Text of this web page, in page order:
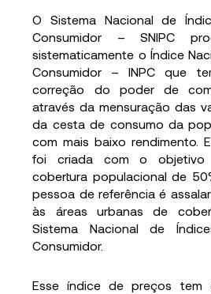
O Sistema Nacional de
Consumidor – SNIPC
sistematicamente o Índice
Consumidor – INPC que
correção do poder de
através da mensuração das
da cesta de consumo da
com mais baixo rendimento.
foi criada com o objetivo
cobertura populacional de
pessoa de referência é
às áreas urbanas de
Sistema Nacional de
Consumidor.
Esse índice de preços tem